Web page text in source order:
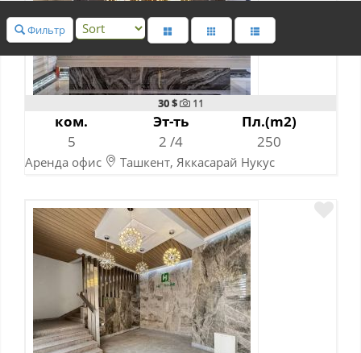
Фильтр
30 $ 11
ком.
5
Эт-ть
2 /4
Пл.(m2)
250
Аренда офис Ташкент, Яккасарай Нукус